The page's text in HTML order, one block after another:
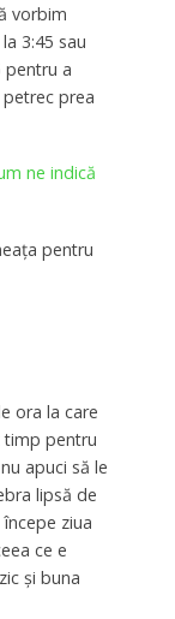
vorbim
3:45 sau
pentru a
prea
ne indică
pentru
ora la care
timp pentru
apuci să le
lipsă de
ziua
ce e
şi buna